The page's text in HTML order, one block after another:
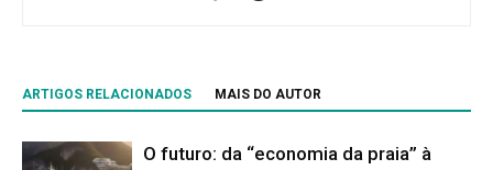
ARTIGOS RELACIONADOS MAIS DO AUTOR
O futuro: da “economia da praia” à